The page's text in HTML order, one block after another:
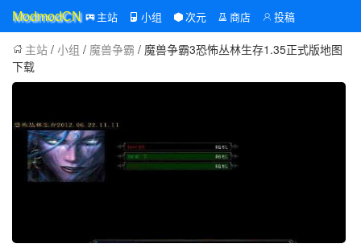
ModmodCN 主站 小组 次元 商店 投稿
主站 / 小组 / 魔兽争霸 / 魔兽争霸3恐怖丛林生存1.35正式版地图
下载